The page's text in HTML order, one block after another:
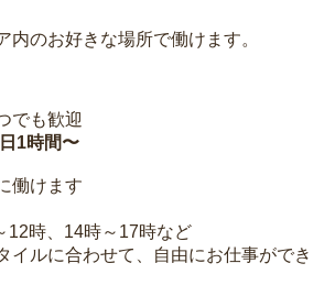
内のお好きな場所で働けます。
でも歓迎
1時間〜
働けます
12時、14時～17時など
イルに合わせて、自由にお仕事ができ